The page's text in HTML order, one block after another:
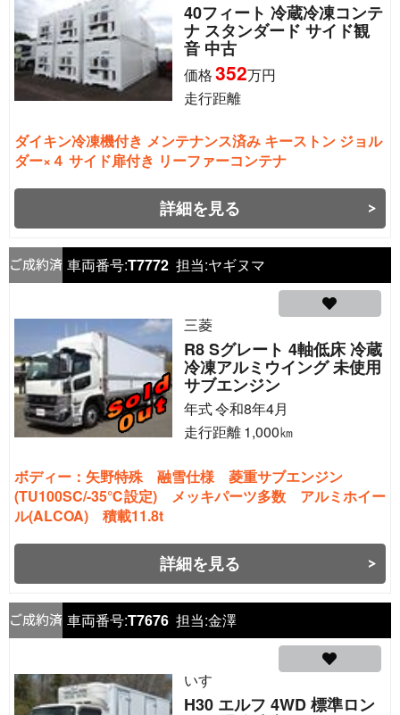
40フィート 冷蔵冷凍コンテ
ナ スタンダード サイド観
音 中古
価格352万円
走行距離
ダイキン冷凍機付き メンテナンス済み キーストン ジョル
ダー×４ サイド扉付き リーファーコンテナ
詳細を見る
車両番号:T7772 担当:ヤギヌマ
三菱
R8 Sグレート 4軸低床 冷蔵
冷凍アルミウイング 未使用
サブエンジン
年式令和8年4月
走行距離1,000㎞
ボディー：矢野特殊 融雪仕様 菱重サブエンジン
(TU100SC/-35℃設定) メッキパーツ多数 アルミホイー
ル(ALCOA) 積載11.8t
詳細を見る
車両番号:T7676 担当:金澤
いすゞ
H30 エルフ 4WD 標準ロン